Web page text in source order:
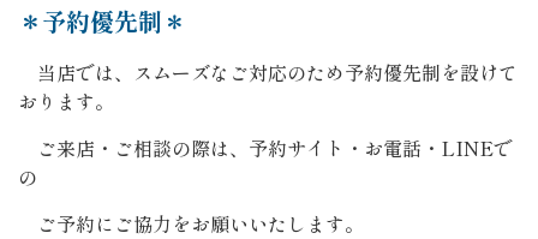
＊予約優先制＊
当店では、スムーズなご対応のため予約優先制を設けて
おります。
ご来店・ご相談の際は、予約サイト・お電話・LINEで
の
ご予約にご協力をお願いいたします。